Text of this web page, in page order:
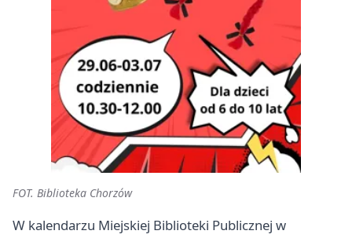
FOT. Biblioteka Chorzów
W kalendarzu Miejskiej Biblioteki Publicznej w